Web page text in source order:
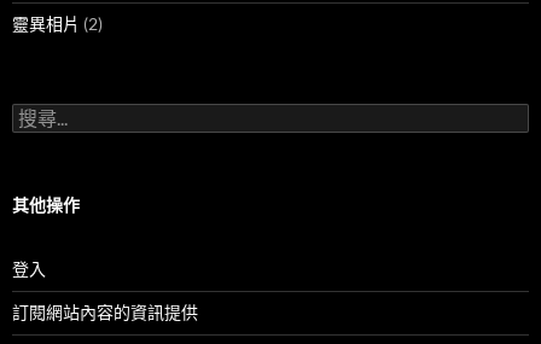
靈異相片 (2)
搜
尋
字:
其他操作
登入
訂閱網站內容的資訊提供